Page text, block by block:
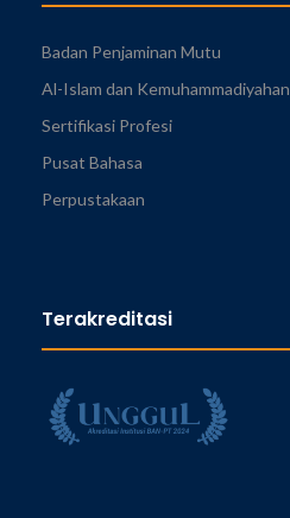
Badan Penjaminan Mutu
Al-Islam dan Kemuhammadiyahan
Sertifikasi Profesi
Pusat Bahasa
Perpustakaan
Terakreditasi